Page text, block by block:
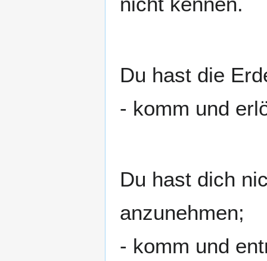
Du hast die
- komm und
Du hast dich
anzunehmen;
- komm und